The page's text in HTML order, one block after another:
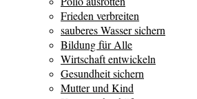
Frieden verbreiten
sauberes Wasser sichern
Bildung für Alle
Wirtschaft entwickeln
Gesundheit sichern
Mutter und Kind